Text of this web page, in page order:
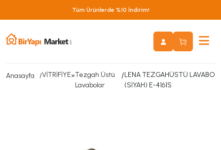
Tüm Ürünlerde %10 İndirim!
Anasayfa VİTRİFİYE»Tezgah Üstü
Lavabolar
/LENA TEZGAHÜSTÜ LAVABO
(SİYAH) E-4161S